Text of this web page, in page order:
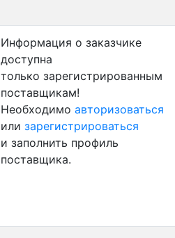
Информация о заказчике
доступна
только зарегистрированным
поставщикам!
Необходимо авторизоваться
или зарегистрироваться
и заполнить профиль
поставщика.